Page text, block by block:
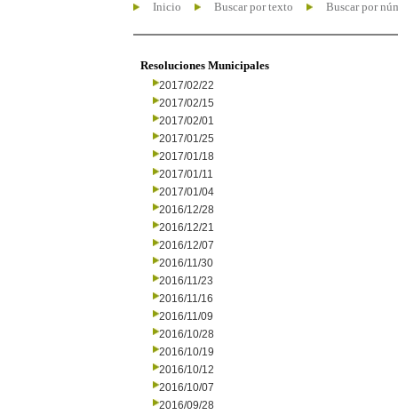
Inicio Buscar por texto Buscar por
Resoluciones Municipales
2017/02/22
2017/02/15
2017/02/01
2017/01/25
2017/01/18
2017/01/11
2017/01/04
2016/12/28
2016/12/21
2016/12/07
2016/11/30
2016/11/23
2016/11/16
2016/11/09
2016/10/28
2016/10/19
2016/10/12
2016/10/07
2016/09/28